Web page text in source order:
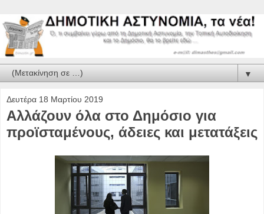
▼
Δευτέρα 18 Μαρτίου 2019
Αλλάζουν όλα στο Δημόσιο για
προϊσταμένους, άδειες και μετατάξεις